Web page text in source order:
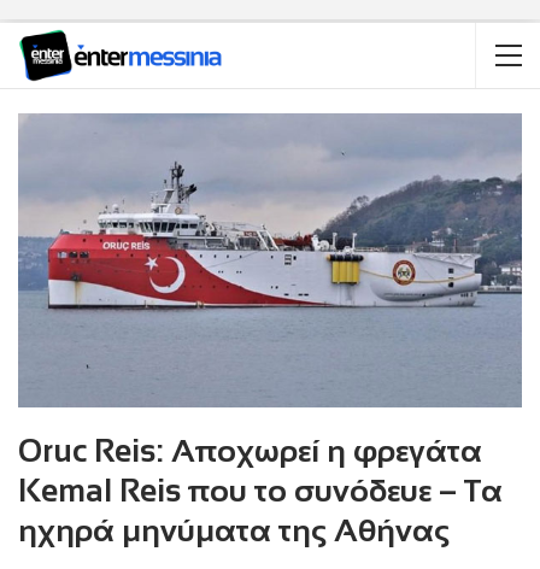
Oruc Reis: Αποχωρεί η φρεγάτα
Kemal Reis που το συνόδευε – Τα
ηχηρά μηνύματα της Αθήνας